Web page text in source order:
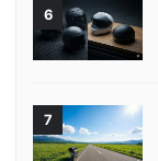
6
7